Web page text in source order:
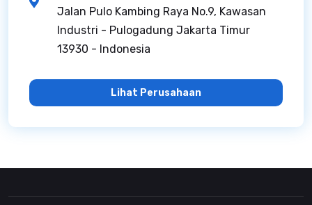
Jalan Pulo Kambing Raya No.9, Kawasan
Industri - Pulogadung Jakarta Timur
13930 - Indonesia
Lihat Perusahaan